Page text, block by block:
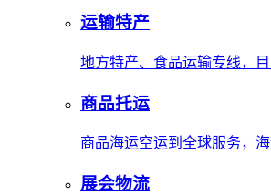
运输特产
地方特产、食品运输专线，
商品托运
商品海运空运到全球服务，
展会物流